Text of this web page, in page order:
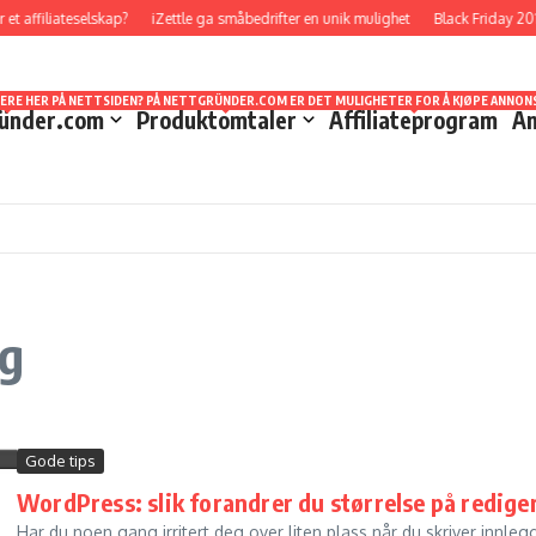
affiliateselskap? iZettle ga småbedrifter en unik mulighet Black Friday
LÆRT MYE I LØPET AV DE ÅRENE JEG HAR HOLDT PÅ. DET ER MULIG Å STARTE
Produktomtaler
JEG VELGER Å KALLE SVINDELFORSØK/SCAM DA DETTE ER NOE SOM KAN LURE
Affiliateprogram
SEG TIL NÅR DET GJELDER STATISTIKKER OG
HER PÅ NETTSIDEN? PÅ NETTGRÜNDER.COM ER DET MULIGHETER FOR Å KJØPE
Gode tips
WordPress: slik forandrer du størrelse på
Har du noen gang irritert deg over liten plass når du skriver